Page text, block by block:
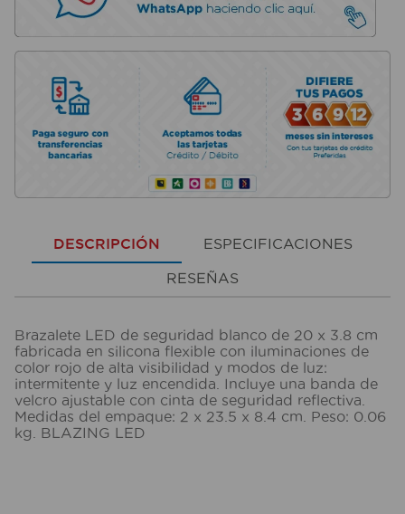
DESCRIPCIÓN ESPECIFICACIONES
RESEÑAS
Brazalete LED de seguridad blanco de 20 x 3.8 cm
fabricada en silicona flexible con iluminaciones de
color rojo de alta visibilidad y modos de luz:
intermitente y luz encendida. Incluye una banda de
velcro ajustable con cinta de seguridad reflectiva.
Medidas del empaque: 2 x 23.5 x 8.4 cm. Peso: 0.06
kg. BLAZING LED